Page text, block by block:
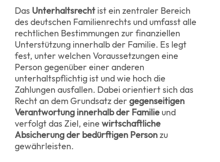
Das Unterhaltsrecht ist ein zentraler Bereich
des deutschen Familienrechts und umfasst alle
rechtlichen Bestimmungen zur finanziellen
Unterstützung innerhalb der Familie. Es legt
fest, unter welchen Voraussetzungen eine
Person gegenüber einer anderen
unterhaltspflichtig ist und wie hoch die
Zahlungen ausfallen. Dabei orientiert sich das
Recht an dem Grundsatz der gegenseitigen
Verantwortung innerhalb der Familie und
verfolgt das Ziel, eine wirtschaftliche
Absicherung der bedürftigen Personzu
gewährleisten.